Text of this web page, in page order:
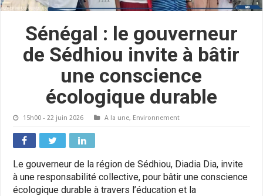
Sénégal : le gouverneur
de Sédhiou invite à bâtir
une conscience
écologique durable
15h00 - 22 juin 2026 A la une, Environnement
Le gouverneur de la région de Sédhiou, Diadia Dia, invite
à une responsabilité collective, pour bâtir une conscience
écologique durable à travers l’éducation et la